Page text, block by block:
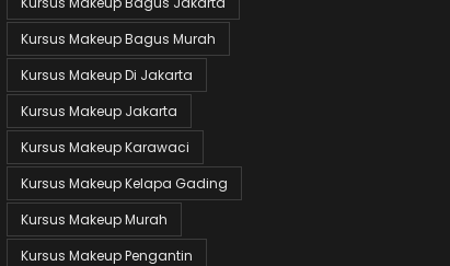
Kursus Makeup Bagus Murah
Kursus Makeup Di Jakarta
Kursus Makeup Jakarta
Kursus Makeup Karawaci
Kursus Makeup Kelapa Gading
Kursus Makeup Murah
Kursus Makeup Pengantin